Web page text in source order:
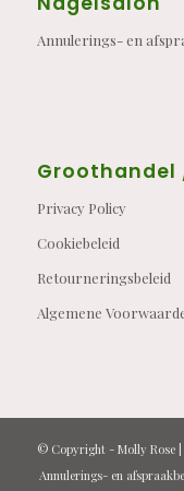
Nagelsalon
Annulerings- en
Retourneringsbeleid
Algemene